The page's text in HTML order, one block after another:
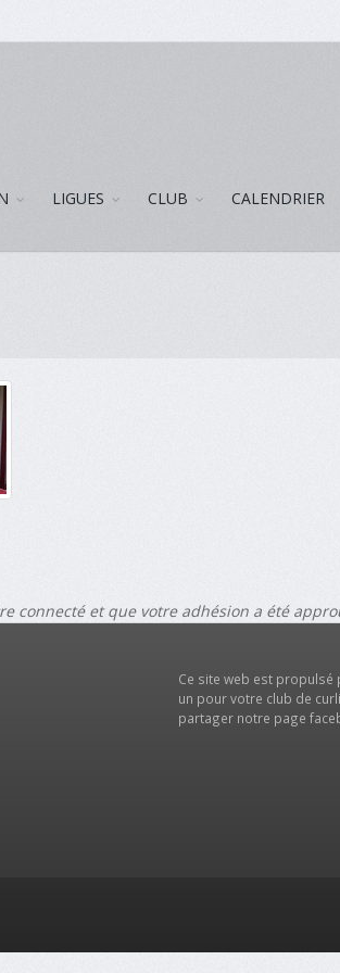
LIGUES CLUB CALENDRIER
connecté et que votre adhésion a été
Ce site web est propulsé
un pour votre club de
partager notre page